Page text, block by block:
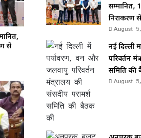
से
निराकरण से
August
नई दिल्ली
परिवर्तन
समिति
August